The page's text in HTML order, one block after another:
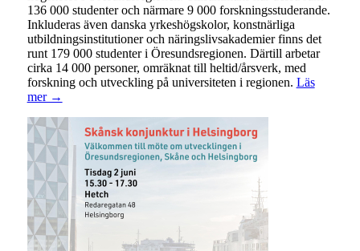
136 000 studenter och närmare 9 000 forskningsstuderande.
Inkluderas även danska yrkeshögskolor, konstnärliga
utbildningsinstitutioner och näringslivsakademier finns det
runt 179 000 studenter i Öresundsregionen. Därtill arbetar
cirka 14 000 personer, omräknat till heltid/årsverk, med
forskning och utveckling på universiteten i regionen. Läs
mer →